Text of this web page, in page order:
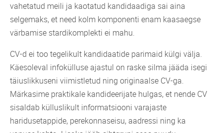
vahetatud meili ja kaotatud kandidaadiga sai aina
selgemaks, et need kolm komponenti enam kaasaegse
värbamise stardikomplekti ei mahu.
CV-d ei too tegelikult kandidaatide parimaid külgi välja.
Käesoleval infokülluse ajastul on raske silma jääda isegi
täiuslikkuseni viimistletud ning originaalse CV-ga.
Märkasime praktikale kandideerijate hulgas, et nende CV
sisaldab külluslikult informatsiooni varajaste
haridusetappide, perekonnaseisu, aadressi ning ka